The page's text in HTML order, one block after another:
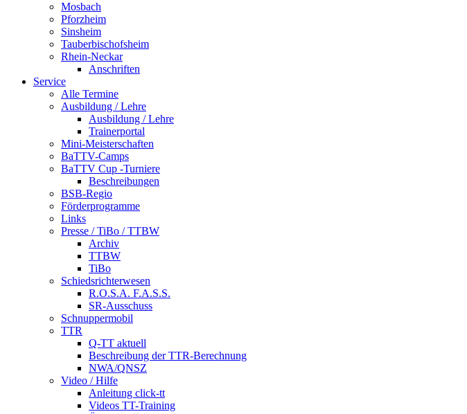
Mosbach
Pforzheim
Sinsheim
Tauberbischofsheim
Rhein-Neckar
Anschriften
Service
Alle Termine
Ausbildung / Lehre
Ausbildung / Lehre
Trainerportal
Mini-Meisterschaften
BaTTV-Camps
BaTTV Cup -Turniere
Beschreibungen
BSB-Regio
Förderprogramme
Links
Presse / TiBo / TTBW
Archiv
TTBW
TiBo
Schiedsrichterwesen
R.O.S.A. F.A.S.S.
SR-Ausschuss
Schnuppermobil
TTR
Q-TT aktuell
Beschreibung der TTR-Berechnung
NWA/QNSZ
Video / Hilfe
Anleitung click-tt
Videos TT-Training